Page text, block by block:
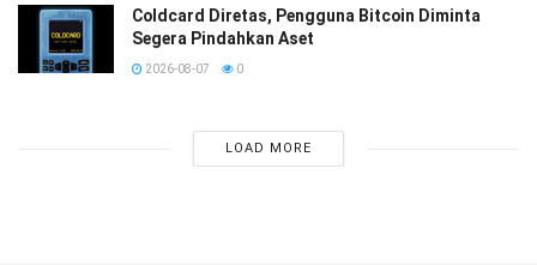
Coldcard Diretas, Pengguna Bitcoin Diminta
Segera Pindahkan Aset
2026-08-07 0
LOAD MORE